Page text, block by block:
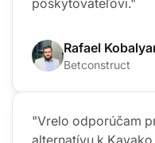
poskytovateľovi."
Rafael
Betconstruct
"Vrelo odporúčam